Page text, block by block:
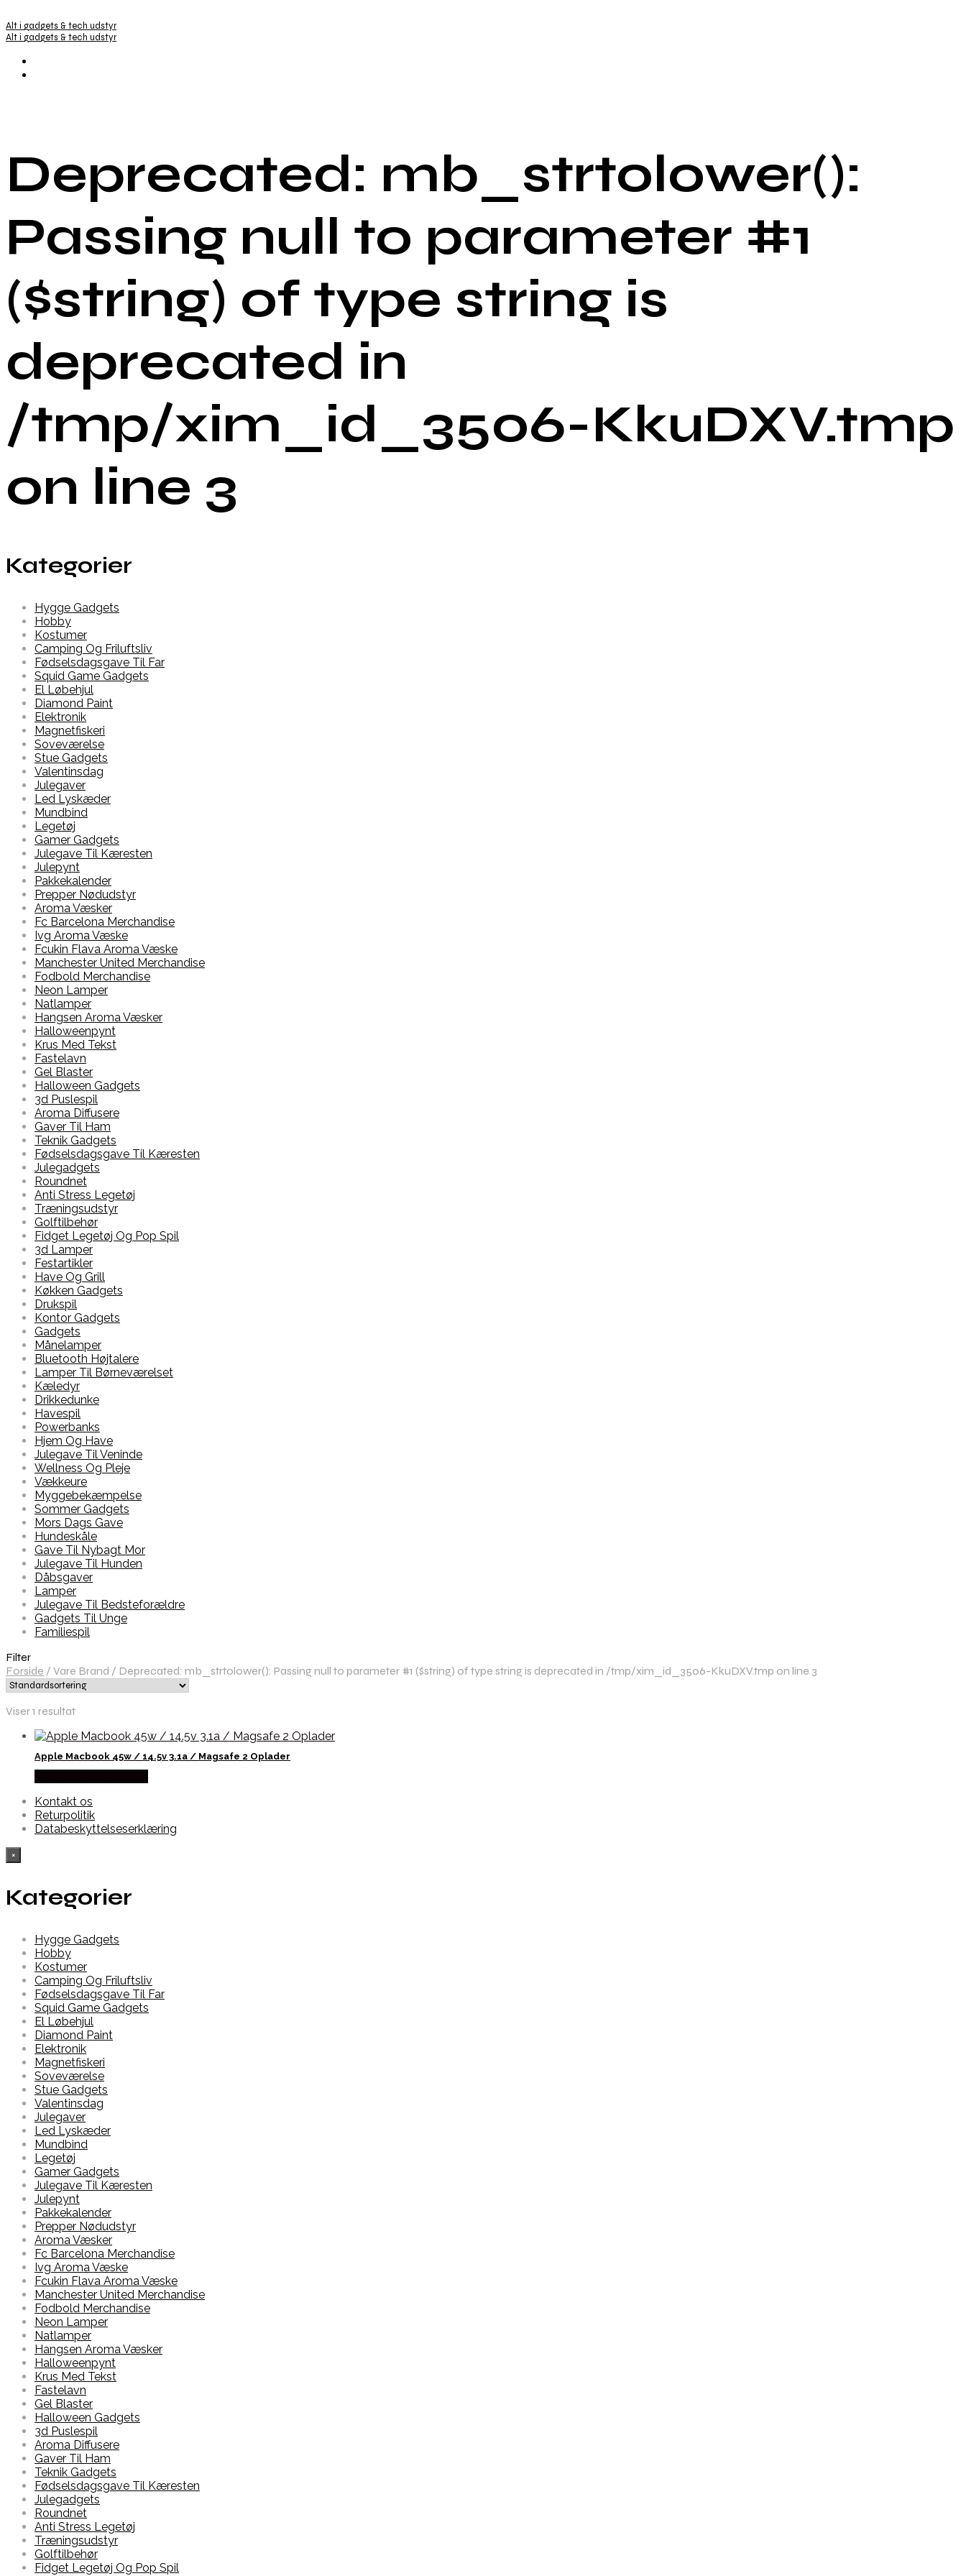
Alt i gadgets & tech udstyr
Alt i gadgets & tech udstyr
Deprecated: mb_strtolower():
Passing null to parameter #1
($string) of type string is
deprecated in
/tmp/xim_id_3506-KkuDXV.tmp
on line 3
Kategorier
Hygge Gadgets
Hobby
Kostumer
Camping Og Friluftsliv
Fødselsdagsgave Til Far
Squid Game Gadgets
El Løbehjul
Diamond Paint
Elektronik
Magnetfiskeri
Soveværelse
Stue Gadgets
Valentinsdag
Julegaver
Led Lyskæder
Mundbind
Legetøj
Gamer Gadgets
Julegave Til Kæresten
Julepynt
Pakkekalender
Prepper Nødudstyr
Aroma Væsker
Fc Barcelona Merchandise
Ivg Aroma Væske
Fcukin Flava Aroma Væske
Manchester United Merchandise
Fodbold Merchandise
Neon Lamper
Natlamper
Hangsen Aroma Væsker
Halloweenpynt
Krus Med Tekst
Fastelavn
Gel Blaster
Halloween Gadgets
3d Puslespil
Aroma Diffusere
Gaver Til Ham
Teknik Gadgets
Fødselsdagsgave Til Kæresten
Julegadgets
Roundnet
Anti Stress Legetøj
Træningsudstyr
Golftilbehør
Fidget Legetøj Og Pop Spil
3d Lamper
Festartikler
Have Og Grill
Køkken Gadgets
Drukspil
Kontor Gadgets
Gadgets
Månelamper
Bluetooth Højtalere
Lamper Til Børneværelset
Kæledyr
Drikkedunke
Havespil
Powerbanks
Hjem Og Have
Julegave Til Veninde
Wellness Og Pleje
Vækkeure
Myggebekæmpelse
Sommer Gadgets
Mors Dags Gave
Hundeskåle
Gave Til Nybagt Mor
Julegave Til Hunden
Dåbsgaver
Lamper
Julegave Til Bedsteforældre
Gadgets Til Unge
Familiespil
Filter
Forside / Vare Brand / Deprecated: mb_strtolower(): Passing null to parameter #1 ($string) of type string is deprecated in /tmp/xim_id_3506-KkuDXV.tmp on line 3
Viser 1 resultat
Apple Macbook 45w / 14.5v 3.1a / Magsafe 2 Oplader
Kontakt os
Returpolitik
Databeskyttelseserklæring
×
Kategorier
Hygge Gadgets
Hobby
Kostumer
Camping Og Friluftsliv
Fødselsdagsgave Til Far
Squid Game Gadgets
El Løbehjul
Diamond Paint
Elektronik
Magnetfiskeri
Soveværelse
Stue Gadgets
Valentinsdag
Julegaver
Led Lyskæder
Mundbind
Legetøj
Gamer Gadgets
Julegave Til Kæresten
Julepynt
Pakkekalender
Prepper Nødudstyr
Aroma Væsker
Fc Barcelona Merchandise
Ivg Aroma Væske
Fcukin Flava Aroma Væske
Manchester United Merchandise
Fodbold Merchandise
Neon Lamper
Natlamper
Hangsen Aroma Væsker
Halloweenpynt
Krus Med Tekst
Fastelavn
Gel Blaster
Halloween Gadgets
3d Puslespil
Aroma Diffusere
Gaver Til Ham
Teknik Gadgets
Fødselsdagsgave Til Kæresten
Julegadgets
Roundnet
Anti Stress Legetøj
Træningsudstyr
Golftilbehør
Fidget Legetøj Og Pop Spil